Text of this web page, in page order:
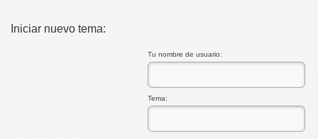
Iniciar nuevo tema:
Tu nombre de usuario:
Tema: